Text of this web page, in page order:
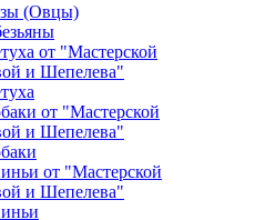
(Овцы)
от "Мастерской
и Шепелева"
от "Мастерской
и Шепелева"
от "Мастерской
и Шепелева"